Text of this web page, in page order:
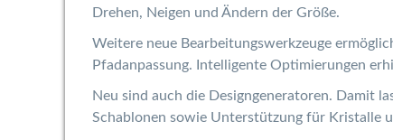
Drehen, Neigen und Ändern der Größe.
Weitere neue Bearbeitungswerkzeuge
Pfadanpassung. Intelligente Optimierungen
Neu sind auch die Designgeneratoren. Damit
Schablonen sowie Unterstützung für Kristalle